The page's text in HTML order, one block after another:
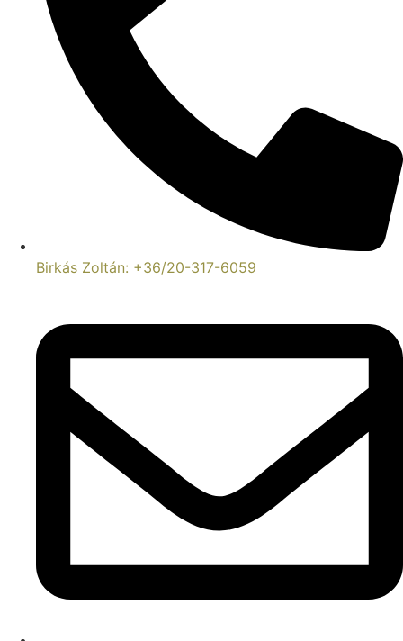
Birkás Zoltán: +36/20-317-6059